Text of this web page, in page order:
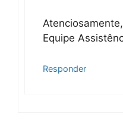
Atenciosamente,
Equipe
Responder